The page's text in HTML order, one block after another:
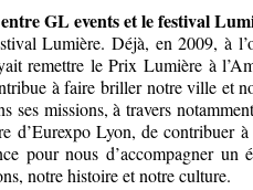
GL events et le festival
Lumière. Déjà, en 2009, à
remettre le Prix Lumière à
à faire briller notre ville et
ses missions, à travers
d’Eurexpo Lyon, de contribuer
pour nous d’accompagner un
notre histoire et notre culture.